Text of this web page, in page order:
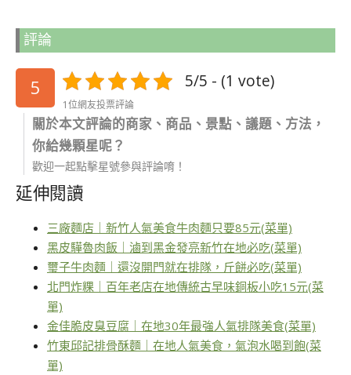
評論
5 5/5 - (1 vote)
1位網友投票評論
關於本文評論的商家、商品、景點、議題、方法，
你給幾顆星呢？
歡迎一起點擊星號參與評論唷！
延伸閱讀
三廠麵店｜新竹人氣美食牛肉麵只要85元(菜單)
黑皮驊魯肉飯｜滷到黑金發亮新竹在地必吃(菜單)
璽子牛肉麵｜還沒開門就在排隊，斤餅必吃(菜單)
北門炸粿｜百年老店在地傳統古早味銅板小吃15元(菜
單)
金佳脆皮臭豆腐｜在地30年最強人氣排隊美食(菜單)
竹東邱記排骨酥麵｜在地人氣美食，氣泡水喝到飽(菜
單)